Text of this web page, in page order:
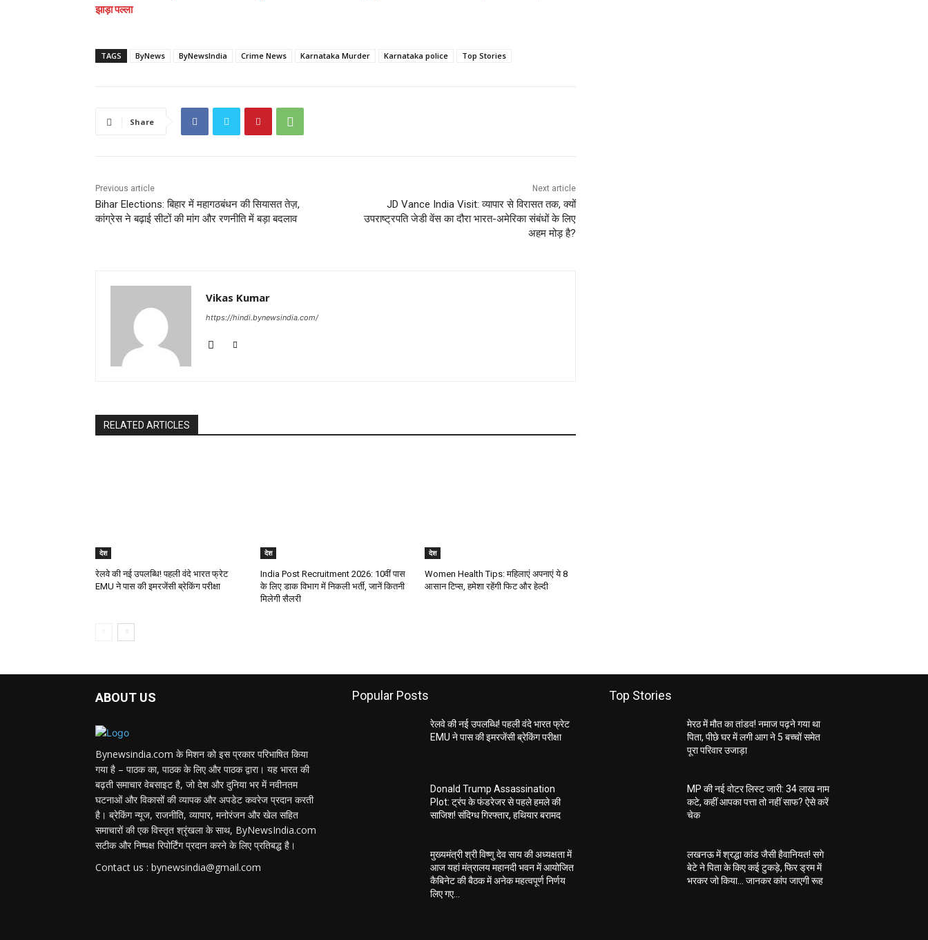
झाड़ा पल्ला
TAGS ByNews ByNewsIndia Crime News Karnataka Murder Karnataka police Top Stories
Share
Previous article
Bihar Elections: बिहार में महागठबंधन की सियासत तेज़,
कांग्रेस ने बढ़ाई सीटों की मांग और रणनीति में बड़ा बदलाव
Next article
JD Vance India Visit: व्यापार से विरासत तक, क्यों
उपराष्ट्रपति जेडी वेंस का दौरा भारत-अमेरिका संबंधों के लिए
अहम मोड़ है?
Vikas Kumar
https://hindi.bynewsindia.com/
RELATED ARTICLES
देश
रेलवे की नई उपलब्धि! पहली वंदे भारत फ्रेट
EMU ने पास की इमरजेंसी ब्रेकिंग परीक्षा
देश
India Post Recruitment 2026: 10वीं पास
के लिए डाक विभाग में निकली भर्ती, जानें कितनी
मिलेगी सैलरी
देश
Women Health Tips: महिलाएं अपनाएं ये 8
आसान टिप्स, हमेशा रहेंगी फिट और हेल्दी
ABOUT US
Bynewsindia.com के मिशन को इस प्रकार परिभाषित किया
गया है – पाठक का, पाठक के लिए और पाठक द्वारा। यह भारत की
बढ़ती समाचार वेबसाइट है, जो देश और दुनिया भर में नवीनतम
घटनाओं और विकासों की व्यापक और अपडेट कवरेज प्रदान करती
है। ब्रेकिंग न्यूज, राजनीति, व्यापार, मनोरंजन और खेल सहित
समाचारों की एक विस्तृत श्रृंखला के साथ, ByNewsIndia.com
सटीक और निष्पक्ष रिपोर्टिंग प्रदान करने के लिए प्रतिबद्ध है।
Contact us : bynewsindia@gmail.com
Popular Posts
रेलवे की नई उपलब्धि! पहली वंदे भारत फ्रेट
EMU ने पास की इमरजेंसी ब्रेकिंग परीक्षा
Donald Trump Assassination
Plot: ट्रंप के फंडरेजर से पहले हमले की
साजिश! संदिग्ध गिरफ्तार, हथियार बरामद
मुख्यमंत्री श्री विष्णु देव साय की अध्यक्षता में
आज यहां मंत्रालय महानदी भवन में आयोजित
कैबिनेट की बैठक में अनेक महत्वपूर्ण निर्णय
लिए गए...
Top Stories
मेरठ में मौत का तांडव! नमाज पढ़ने गया था
पिता, पीछे घर में लगी आग ने 5 बच्चों समेत
पूरा परिवार उजाड़ा
MP की नई वोटर लिस्ट जारी: 34 लाख नाम
कटे, कहीं आपका पत्ता तो नहीं साफ? ऐसे करें
चेक
लखनऊ में श्रद्धा कांड जैसी हैवानियत! सगे
बेटे ने पिता के किए कई टुकड़े, फिर ड्रम में
भरकर जो किया… जानकर कांप जाएगी रूह